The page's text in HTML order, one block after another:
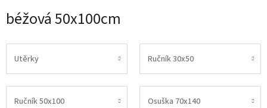
béžová 50x100cm
Utěrky Ručník 30x50
Ručník 50x100 Osuška 70x140